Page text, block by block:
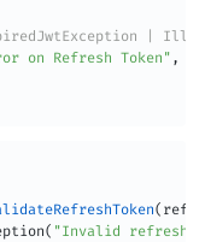
|
on Refresh Token" ,
(
( "Invalid refresh